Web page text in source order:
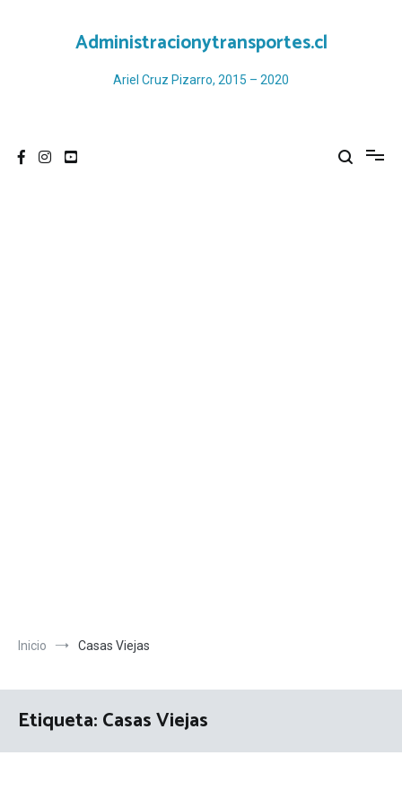
Administracionytransportes.cl
Ariel Cruz Pizarro, 2015 – 2020
Inicio Casas Viejas
Etiqueta:Casas Viejas